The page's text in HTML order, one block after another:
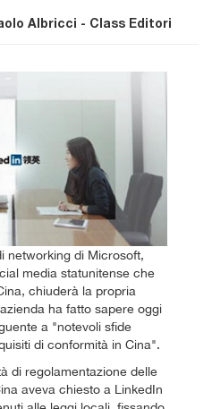
Albricci - Class Editori
networking di Microsoft,
media statunitense che
chiuderà la propria
ha fatto sapere oggi
a "notevoli sfide
di conformità in Cina".
di regolamentazione delle
aveva chiesto a LinkedIn